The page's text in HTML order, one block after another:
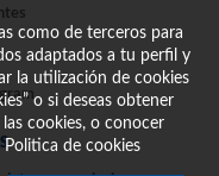
como de terceros para
adaptados a tu perfil y
la utilización de cookies
o si deseas obtener
cookies, o conocer
Politica de cookies